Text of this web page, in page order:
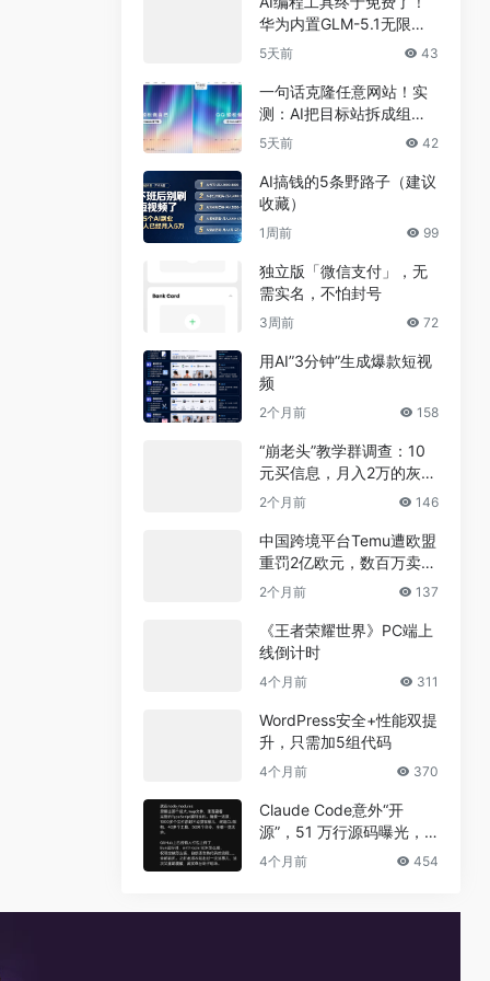
华为内置GLM-5.1无限
用，npm装完就能写代码
5天前 43
一句话克隆任意网站！实
测：AI把目标站拆成组
件，差异不到5%
5天前 42
AI搞钱的5条野路子（建议
收藏）
1周前 99
独立版「微信支付」，无
需实名，不怕封号
3周前 72
用AI”3分钟”生成爆款短视
频
2个月前 158
“崩老头”教学群调查：10
元买信息，月入2万的灰色
兼职真相
2个月前 146
中国跨境平台Temu遭欧盟
重罚2亿欧元，数百万卖家
恐受牵连
2个月前 137
《王者荣耀世界》PC端上
线倒计时
4个月前 311
WordPress安全+性能双提
升，只需加5组代码
4个月前 370
Claude Code意外“开
源”，51 万行源码曝光，
但真正的秘密没有泄露
4个月前 454